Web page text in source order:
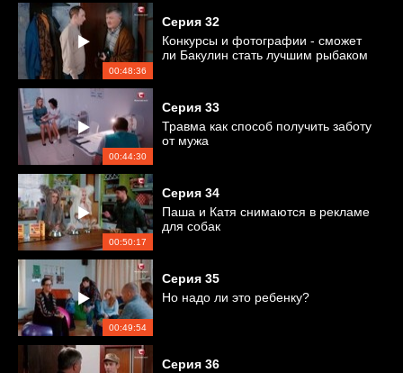
00:48:36
Серия 32
Конкурсы и фотографии - сможет
ли Бакулин стать лучшим рыбаком
00:44:30
Серия 33
Травма как способ получить заботу
от мужа
00:50:17
Серия 34
Паша и Катя снимаются в рекламе
для собак
00:49:54
Серия 35
Но надо ли это ребенку?
Серия 36